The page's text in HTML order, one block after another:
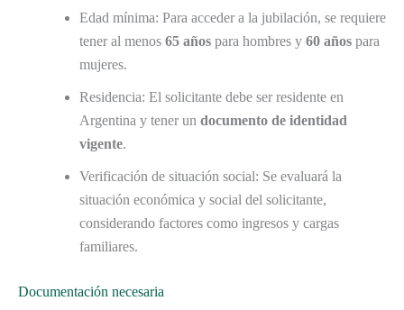
Edad mínima: Para acceder a la jubilación, se requiere
tener al menos 65 años para hombres y 60 años para
mujeres.
Residencia: El solicitante debe ser residente en
Argentina y tener un documento de identidad
vigente.
Verificación de situación social: Se evaluará la
situación económica y social del solicitante,
considerando factores como ingresos y cargas
familiares.
Documentación necesaria